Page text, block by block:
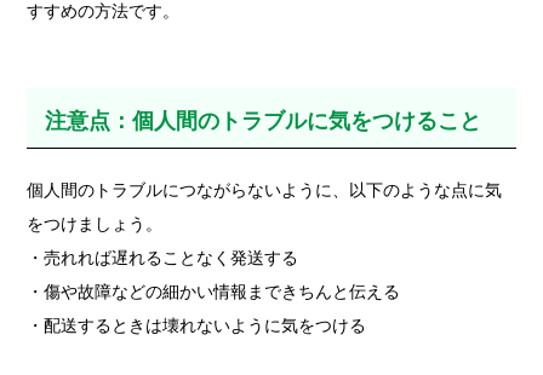
すすめの方法です。
注意点：個人間のトラブルに気をつけること
個人間のトラブルにつながらないように、以下のような点に気
をつけましょう。
・売れれば遅れることなく発送する
・傷や故障などの細かい情報まできちんと伝える
・配送するときは壊れないように気をつける